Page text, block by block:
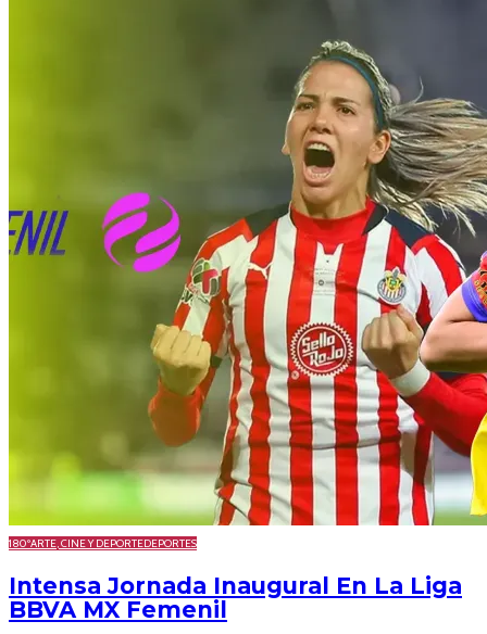
180ºARTE, CINE Y DEPORTEDEPORTES
Intensa Jornada Inaugural En La Liga
BBVA MX Femenil